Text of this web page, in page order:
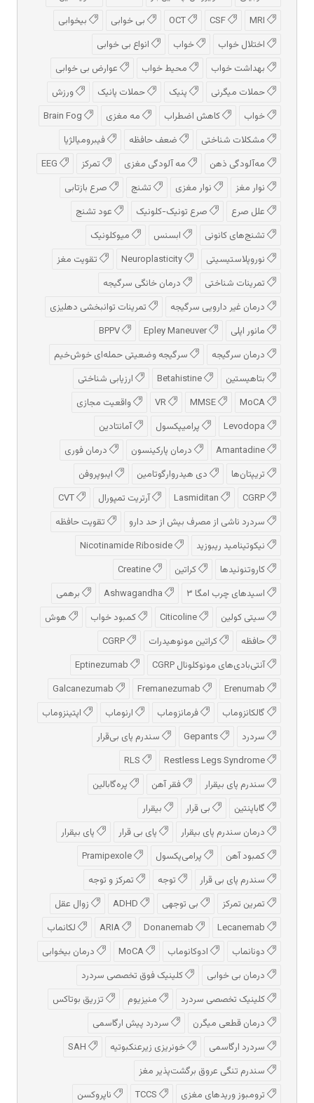
بی خوابی
بیخوابی
اختلال خواب
خواب
انواع بی خوابی
بهداشت خواب
محیط خواب
عوارض بی خوابی
حملات میگرنی
پنیک حملات پانیک
ورزش
خواب
کاهش اضطراب مه مغزی
مشکلات شناختی
ضعف حافظه
فیبرومیالژیا
مه‌آلودگی ذهن
مه‌ آلودگی مغزی تمرکز
نوار مغز
نوار مغزی تشنج
صرع بازتابی
علل صرع
صرع تونیک-کلونیک
عود تشنج
تشنج‌های کانونی
ابسنس
میوکلونیک
نوروپلاستیسیتی
تقویت مغز
تمرینات شناختی
درمان خانگی سرگیجه
درمان غیر دارویی سرگیجه
تمرینات توانبخشی دهلیزی
مانور اپلی
درمان سرگیجه
سرگیجه وضعیتی حمله‌ای خوش‌خیم
بتاهیستین
ارزیابی شناختی
واقعیت مجازی
پرامیپکسول
آمانتادین
درمان پارکینسون
درمان فوری
تریپتان‌ها
دی هیدروارگوتامین
ایبوپروفن
آرتریت تمپورال
سردرد ناشی از مصرف بیش از حد دارو
تقویت حافظه
نیکوتینامید ریبوزید
کاروتنوئیدها
کراتین
اسیدهای چرب امگا ۳
برهمی
سیتی کولین
کمبود خواب
هوش
حافظه
کراتین مونوهیدرات
آنتی‌بادی‌های مونوکلونال CGRP
گالکانزوماب
فرمانزوماب ارنوماب
اپتینزوماب
سردرد
سندرم پای بی‌قرار
سندرم پای بیقرار
فقر آهن
پره‌گابالین
گاباپنتین
بی قرار
بیقرار
درمان سندرم پای بیقرار
پای بی قرار
پای بیقرار
کمبود آهن
پرامی‌پکسول
سندرم پای بی قرار
توجه
تمرکز و توجه
تمرین تمرکز
بی توجهی
زوال عقل
لکانماب
دونانماب
ادوكانوماب
درمان بیخوابی
درمان بی خوابی
کلینیک فوق تخصصی سردرد
کلینیک تخصصی سردرد
منیزیوم
تزریق بوتاکس
درمان قطعی میگرن
سردرد پیش‌ ارگاسمی
سردرد ارگاسمی
خونریزی زیرعنکبوتیه
سندرم تنگی عروق برگشت‌پذیر مغز
ترومبوز وریدهای مغزی
ناپروکسن